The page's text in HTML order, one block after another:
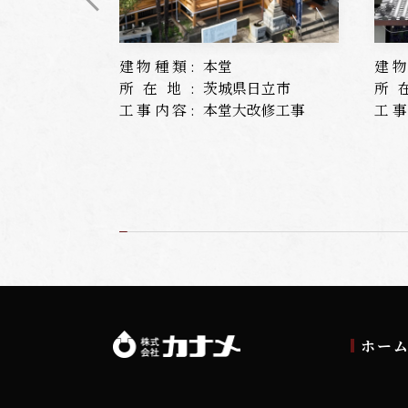
建物種類: 本堂
所在地: 茨城県日立市
工事内容: 本堂大改修工事
建
所
工
ホー